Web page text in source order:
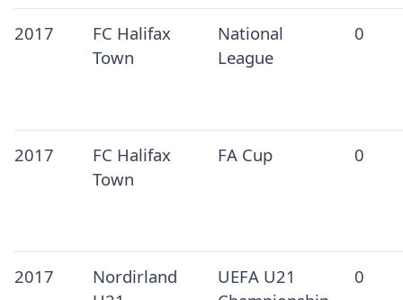
2017
FC Halifax
Town
National
League
0
2017
FC Halifax
Town
FA Cup 0
2017
Nordirland
UEFA U21
0